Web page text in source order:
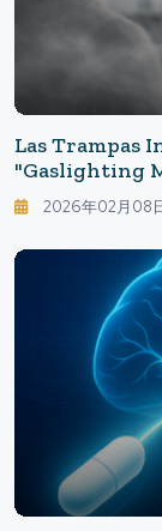
Las Trampas
"Gaslighting
2026年02月08